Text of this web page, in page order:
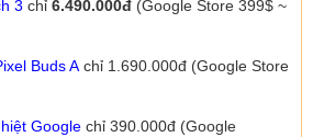
3 chỉ 6.490.000đ (Google Store 399$ ~
Buds Achỉ 1.690.000đ (Google Store
Google chỉ 390.000đ (Google